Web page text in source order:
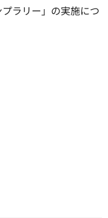
ラリー」の実施につ